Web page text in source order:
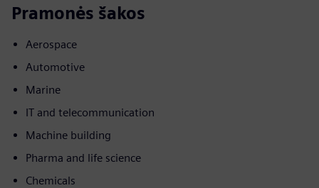
Pramonės šakos
Aerospace
Automotive
Marine
IT and telecommunication
Machine building
Pharma and life science
Chemicals